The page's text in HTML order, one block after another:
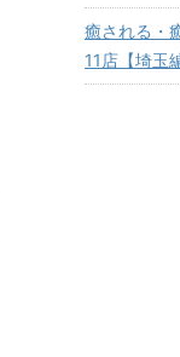
癒される・
11店【埼玉